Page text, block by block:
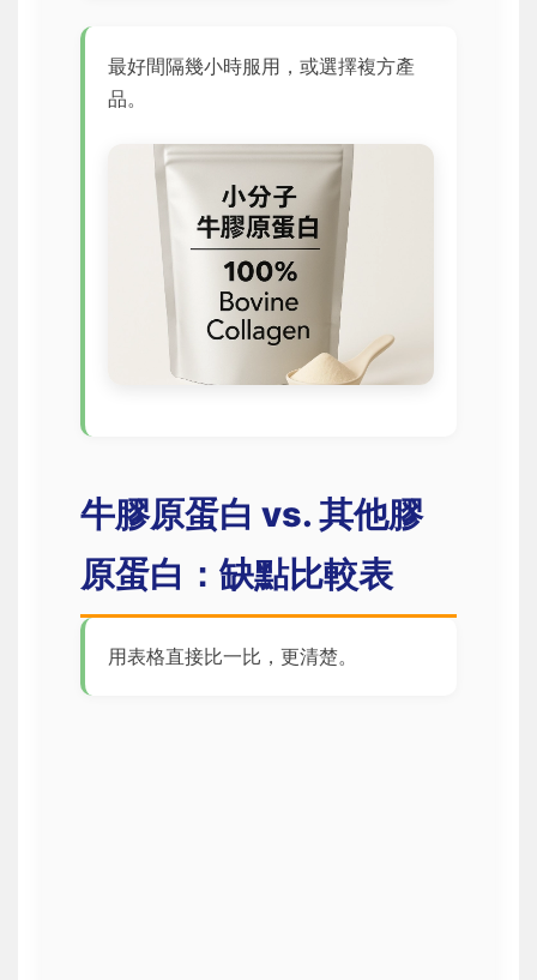
最好間隔幾小時服用，或選擇複方產
品。
牛膠原蛋白 vs. 其他膠
原蛋白：缺點比較表
用表格直接比一比，更清楚。